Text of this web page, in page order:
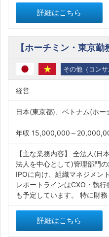
詳細はこちら
【ホーチミン・東京勤
経営
日本(東京都)、ベトナム(ホー
年収 15,000,000～
【主な業務内容】 全法人(日
法人を中心として)管理部門
IPOに向け、組織マネジメン
レポートラインはCXO・執
も予定しています。 特に財
詳細はこちら